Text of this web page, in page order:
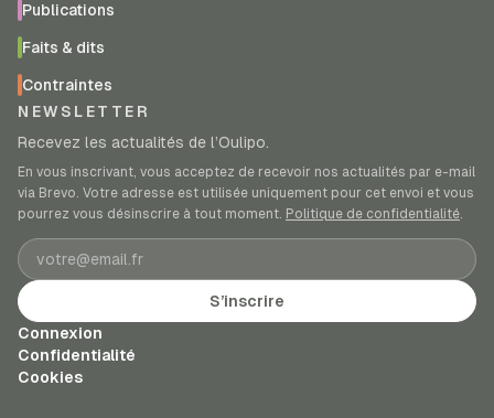
Publications
Faits & dits
Contraintes
NEWSLETTER
Recevez les actualités de l’Oulipo.
En vous inscrivant, vous acceptez de recevoir nos actualités par e-mail
via Brevo. Votre adresse est utilisée uniquement pour cet envoi et vous
pourrez vous désinscrire à tout moment. Politique de confidentialité.
Adresse e-mail
S’inscrire
Connexion
Confidentialité
Cookies